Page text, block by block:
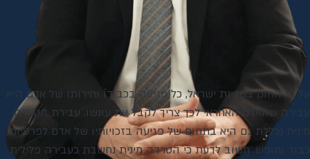
על פי החוק במדינת ישראל, כל פגיעה בכבודו וחירותו של אדם היא
עבירה שהאדם האחראי לכך צריך לקבל את עונשו. עבירת הטרדה
מינית נכללת גם היא בתחום של פגיעה בזכויותיו של אדם לפרטיות,
כבוד וחופש. חשוב לדעת כי הטרדה מינית נחשבת כעבירה פלילית